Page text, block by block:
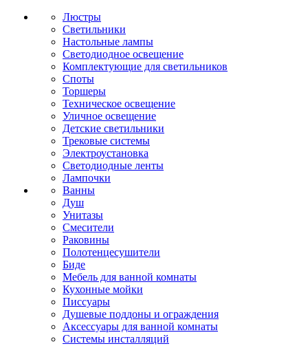
Люстры
Светильники
Настольные лампы
Светодиодное освещение
Комплектующие для светильников
Споты
Торшеры
Техническое освещение
Уличное освещение
Детские светильники
Трековые системы
Электроустановка
Светодиодные ленты
Лампочки
Ванны
Душ
Унитазы
Смесители
Раковины
Полотенцесушители
Биде
Мебель для ванной комнаты
Кухонные мойки
Писсуары
Душевые поддоны и ограждения
Аксессуары для ванной комнаты
Системы инсталляций